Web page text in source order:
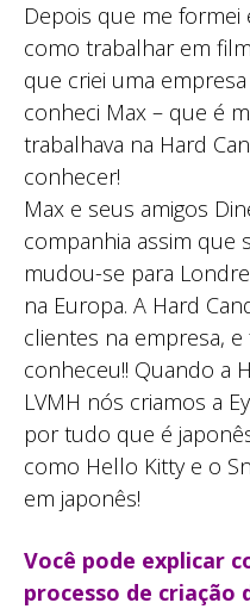
Depois que me formei
como trabalhar em
que criei uma
conheci Max – que é
trabalhava na Hard
conhecer!
Max e seus amigos
companhia assim que
mudou-se para
na Europa. A Hard
clientes na empresa,
conheceu!! Quando a
LVMH nós criamos a
por tudo que é
como Hello Kitty e o
em japonês!
Você pode explicar
processo de criação